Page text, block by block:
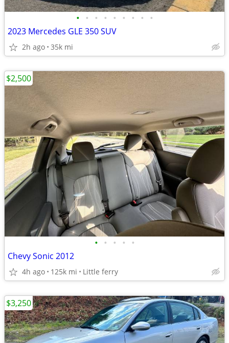
• • • • • • • • •
2023 Mercedes GLE 350 SUV
2h ago 35k mi
• • • • •
Chevy Sonic 2012
4h ago 125k mi Little ferry
$2,500
$3,250